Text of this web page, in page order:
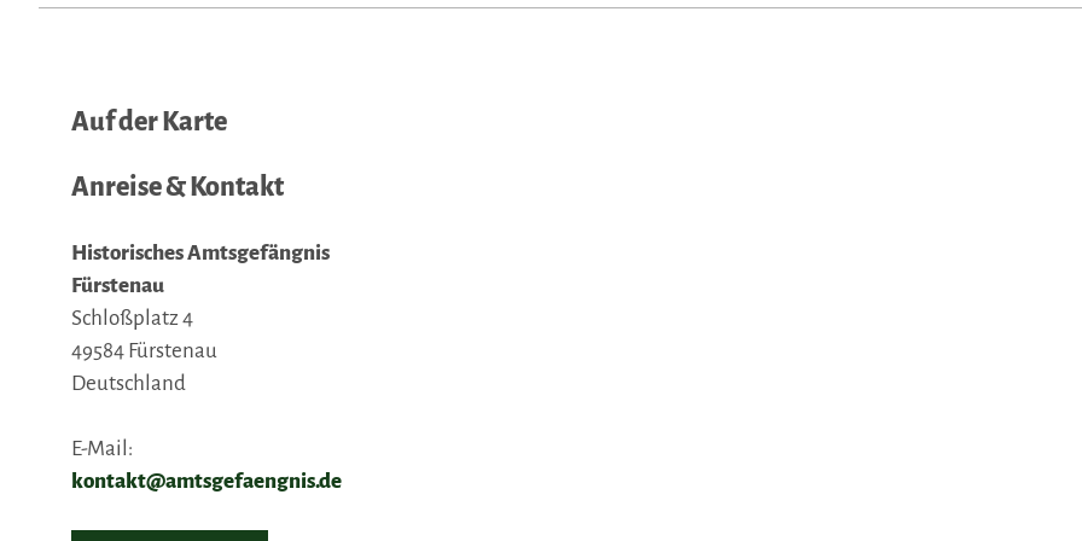
Auf der Karte
Anreise & Kontakt
Historisches Amtsgefängnis
Fürstenau
Schloßplatz 4
49584 Fürstenau
Deutschland
E-Mail:
kontakt@amtsgefaengnis.de